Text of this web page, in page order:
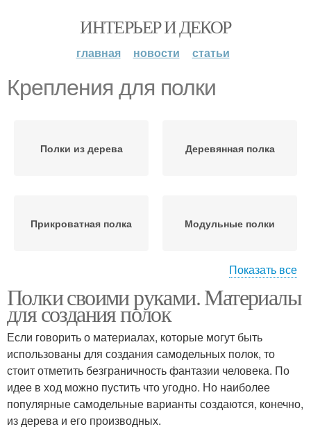
ИНТЕРЬЕР И ДЕКОР
главная новости статьи
Крепления для полки
Полки из дерева Деревянная полка
Прикроватная полка Модульные полки
Полки для книг
Показать все
Полки своими руками. Материалы
для создания полок
Если говорить о материалах, которые могут быть
использованы для создания самодельных полок, то
стоит отметить безграничность фантазии человека. По
идее в ход можно пустить что угодно. Но наиболее
популярные самодельные варианты создаются, конечно,
из дерева и его производных.